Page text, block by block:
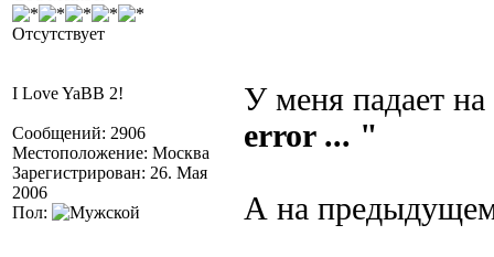
Отсутствует
I Love YaBB 2!
Сообщений: 2906
Местоположение: Москва
Зарегистрирован: 26. Мая
2006
Пол:
У меня падает
error ... "
А на